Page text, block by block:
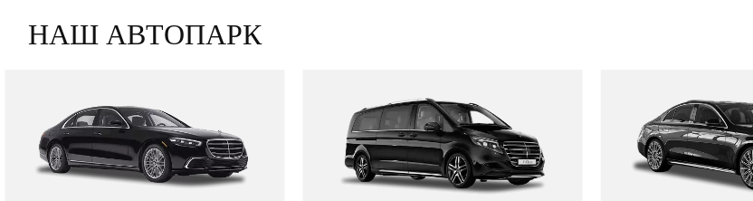
НАШ АВТОПАРК